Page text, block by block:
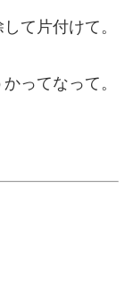
て片付けて。
ってなって。